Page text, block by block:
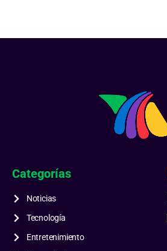
Categorías
Noticias
Tecnología
Entretenimiento